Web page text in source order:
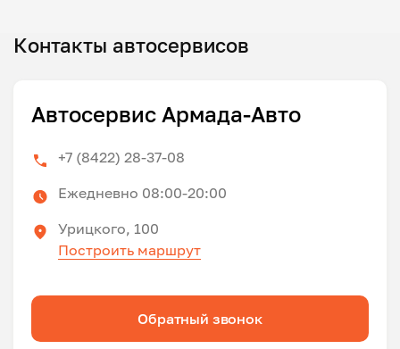
Контакты автосервисов
Автосервис Армада-Авто
+7 (8422) 28-37-08
Ежедневно 08:00-20:00
Урицкого, 100
Построить маршрут
Обратный звонок